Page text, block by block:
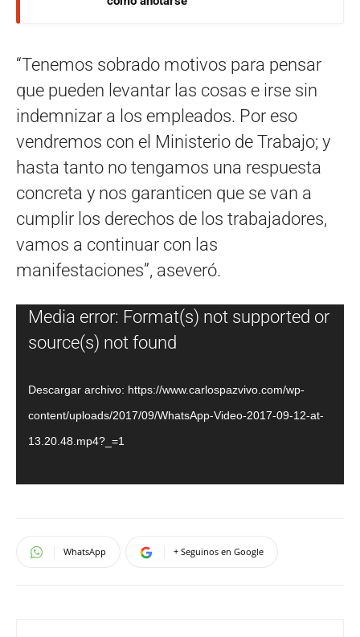
“Tenemos sobrado motivos para pensar
que pueden levantar las cosas e irse sin
indemnizar a los empleados. Por eso
vendremos con el Ministerio de Trabajo; y
hasta tanto no tengamos una respuesta
concreta y nos garanticen que se van a
cumplir los derechos de los trabajadores,
vamos a continuar con las
manifestaciones”, aseveró.
Reproductor
de
Media error: Format(s) not supported or
source(s) not found
Descargar archivo: https://www.carlospazvivo.com/wp-
content/uploads/2017/09/WhatsApp-Video-2017-09-12-at-
13.20.48.mp4?_=1
WhatsApp + Seguinos en Google